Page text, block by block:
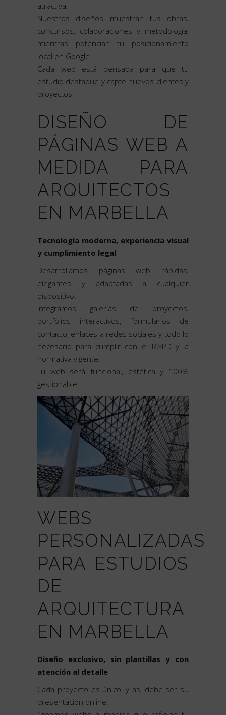
atractiva.
Nuestros diseños muestran tus obras,
concursos, colaboraciones y metodología,
mientras potencian tu posicionamiento
local en Google.
Cada web está pensada para que tu
estudio destaque y capte nuevos clientes y
proyectos.
DISEÑO DE
PÁGINAS WEB A
MEDIDA PARA
ARQUITECTOS
EN MARBELLA
Tecnología moderna, experiencia visual
y cumplimiento legal
Desarrollamos páginas web rápidas,
elegantes y adaptadas a cualquier
dispositivo.
Integramos galerías de proyectos,
portfolios interactivos, formularios de
contacto, enlaces a redes sociales y todo lo
necesario para cumplir con el RGPD y la
normativa vigente.
Tu web será funcional, estética y 100%
gestionable.
WEBS
PERSONALIZADAS
PARA ESTUDIOS
DE
ARQUITECTURA
EN MARBELLA
Diseño exclusivo, sin plantillas y con
atención al detalle
Cada proyecto es único, y así debe ser su
presentación online.